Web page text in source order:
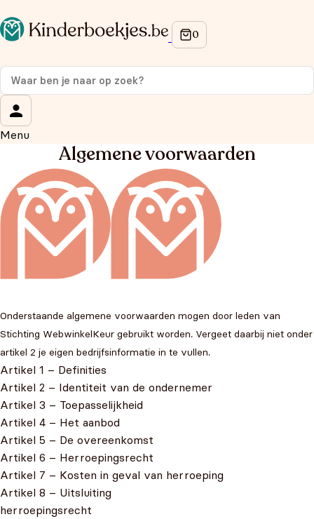
Menu
Algemene voorwaarden
Onderstaande algemene voorwaarden mogen door leden van
Stichting WebwinkelKeur gebruikt worden. Vergeet daarbij niet onder
artikel 2 je eigen bedrijfsinformatie in te vullen.
Artikel 1 – Definities
Artikel 2 – Identiteit van de ondernemer
Artikel 3 – Toepasselijkheid
Artikel 4 – Het aanbod
Artikel 5 – De overeenkomst
Artikel 6 – Herroepingsrecht
Artikel 7 – Kosten in geval van herroeping
Artikel 8 – Uitsluiting
herroepingsrecht